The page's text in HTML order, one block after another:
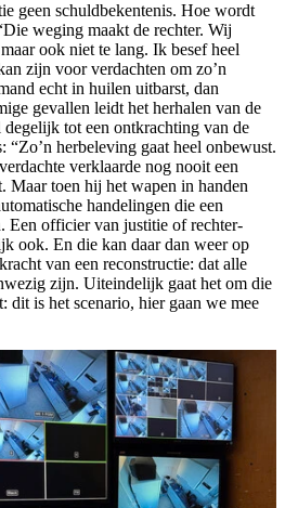
geen schuldbekentenis. Hoe wordt
weging maakt de rechter. Wij
ook niet te lang. Ik besef heel
zijn voor verdachten om zo’n
echt in huilen uitbarst, dan
gevallen leidt het herhalen van de
degelijk tot een ontkrachting van de
“Zo’n herbeleving gaat heel onbewust.
verklaarde nog nooit een
Maar toen hij het wapen in handen
handelingen die een
Een officier van justitie of rechter-
ook. En die kan daar dan weer op
van een reconstructie: dat alle
zijn. Uiteindelijk gaat het om die
dit is het scenario, hier gaan we mee